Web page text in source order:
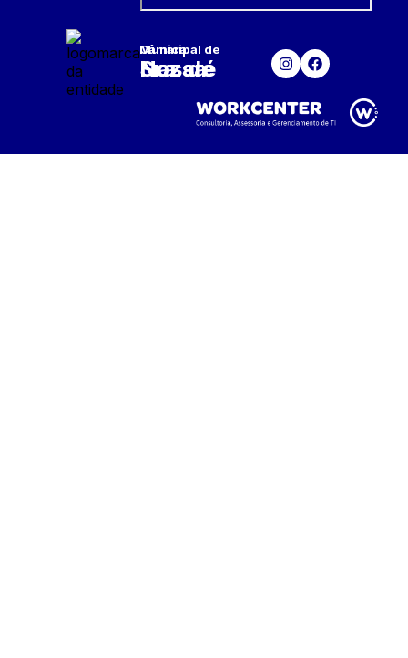
Câmara Municipal de
Nossa Sra. de Nazaré